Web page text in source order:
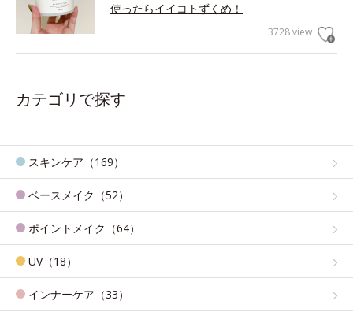
使ったらイイコトずくめ！
3728 view
カテゴリで探す
スキンケア（169）
ベースメイク（52）
ポイントメイク（64）
UV（18）
インナーケア（33）